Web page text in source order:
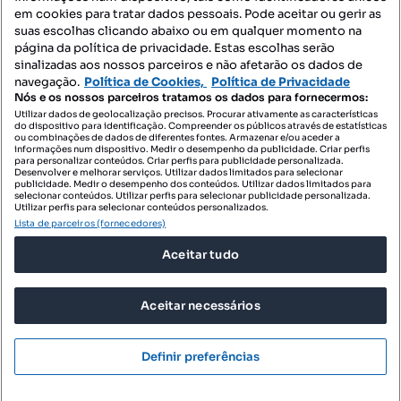
Mensagens
Ligar
Contacte-nos
SIGA-NOS:
DESCARREGAR NA:
© 2026 Imovirtual.com, OLX Portugal, S.A.
POLÍTICA DE PRIVACIDADE
em cookies para tratar dados pessoais. Pode aceitar ou gerir as
suas escolhas clicando abaixo ou em qualquer momento na
página da política de privacidade. Estas escolhas serão
sinalizadas aos nossos parceiros e não afetarão os dados de
navegação. Política de Cookies, Política de Privacidade
Nós e os nossos parceiros tratamos os dados para fornecermos:
Utilizar dados de geolocalização precisos. Procurar ativamente as características
do dispositivo para identificação. Compreender os públicos através de estatísticas
ou combinações de dados de diferentes fontes. Armazenar e/ou aceder a
informações num dispositivo. Medir o desempenho da publicidade. Criar perfis
para personalizar conteúdos. Criar perfis para publicidade personalizada.
Desenvolver e melhorar serviços. Utilizar dados limitados para selecionar
publicidade. Medir o desempenho dos conteúdos. Utilizar dados limitados para
selecionar conteúdos. Utilizar perfis para selecionar publicidade personalizada.
Utilizar perfis para selecionar conteúdos personalizados.
Lista de parceiros (fornecedores)
Aceitar tudo
Aceitar necessários
Definir preferências